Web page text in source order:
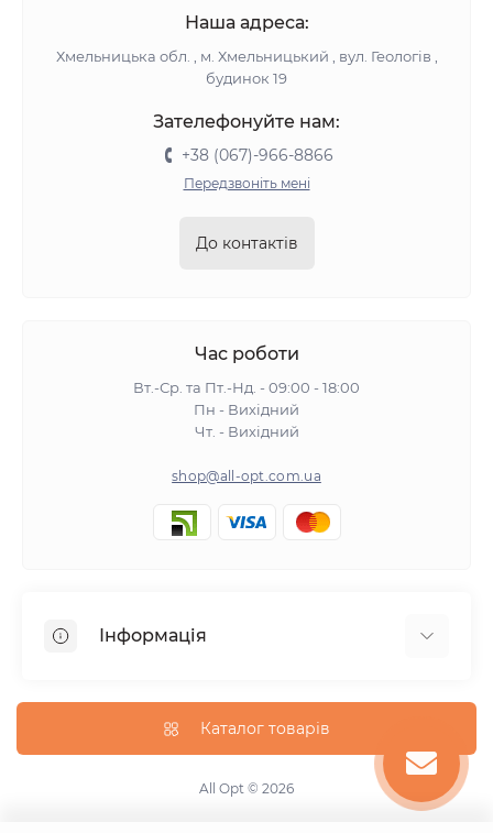
Наша адреса:
Хмельницька обл. , м. Хмельницький , вул. Геологів ,
будинок 19
Зателефонуйте нам:
+38 (067)-966-8866
Передзвоніть мені
До контактів
Час роботи
Вт.-Ср. та Пт.-Нд. - 09:00 - 18:00
Пн - Вихідний
Чт. - Вихідний
shop@all-opt.com.ua
Інформація
Оплата та доставка
Повернення та обмін
Політика конфіденційності
Каталог товарів
All Opt © 2026